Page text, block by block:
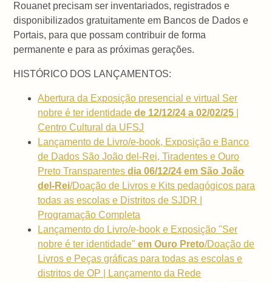
Rouanet precisam ser inventariados, registrados e
disponibilizados gratuitamente em Bancos de Dados e
Portais, para que possam contribuir de forma
permanente e para as próximas gerações.
HISTÓRICO DOS LANÇAMENTOS:
Abertura da Exposição presencial e virtual Ser
nobre é ter identidadede 12/12/24 a 02/02/25
Centro Cultural da UFSJ
Lançamento de Livro/e-book, Exposição e Banco
de Dados São João del-Rei, Tiradentes e Ouro
Preto Transparentesdia 06/12/24 em São João
del-Rei/Doação de Livros e Kits pedagógicos para
todas as escolas e Distritos de SJDR |
Programação Completa
Lançamento do Livro/e-book e Exposição "Ser
nobre é ter identidade"em Ouro Preto/Doação de
Livros e Peças gráficas para todas as escolas e
distritos de OP | Lançamento da Rede